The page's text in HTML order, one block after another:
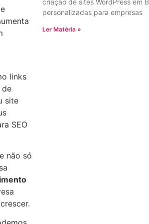
links
de
site
SEO
não só
criação de sites WordPress em
personalizadas para empresas
Ler Matéria »